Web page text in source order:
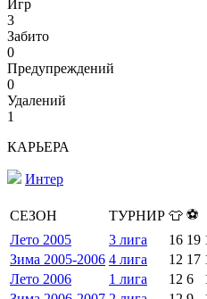
Игр
3
Забито
0
Предупреждений
0
Удалений
1
КАРЬЕРА
Интер
СЕЗОН ТУРНИР 👕 ⚽
Лето 2005
3 лига 16 19
Зима 2005-2006 4 лига 12 17
Лето 2006
1 лига 12 6